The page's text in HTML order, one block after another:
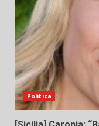
Politica